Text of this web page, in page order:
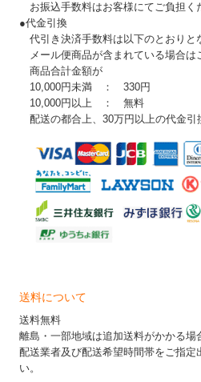
お振込手数料はお客様にてご負担く
●代金引換
代引き決済手数料は以下のとおりと
メール便商品が含まれている場合は
商品合計金額が
10,000円未満 ： 330円
10,000円以上 ： 無料
配送の都合上、30万円以上の代金引
送料について
送料無料
離島・一部地域は追加送料がかかる場
配送業者及び配送希望時間帯をご指定
い。